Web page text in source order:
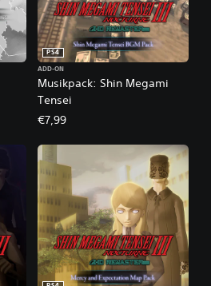
Musikpack: Shin Megami
Tensei
PS4
ADD-ON
€7,99